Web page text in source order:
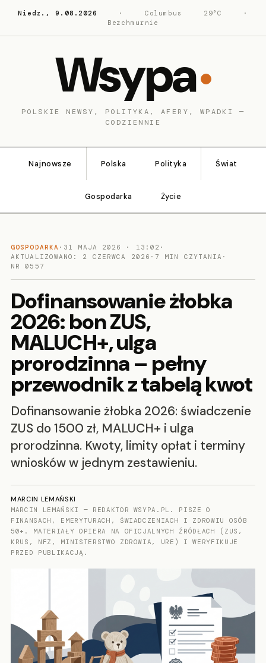
Niedz., 9.08.2026 · Columbus 29°C
·
Bezchmurnie
Wsypa
POLSKIE NEWSY, POLITYKA, AFERY, WPADKI —
CODZIENNIE
Najnowsze Polska Polityka Świat
Gospodarka Życie
GOSPODARKA · 31 MAJA 2026 · 13:02 ·
AKTUALIZOWANO: 2 CZERWCA 2026 · 7 MIN CZYTANIA ·
NR 0557
Dofinansowanie żłobka
2026: bon ZUS,
MALUCH+, ulga
prorodzinna – pełny
przewodnik z tabelą kwot
Dofinansowanie żłobka 2026: świadczenie
ZUS do 1500 zł, MALUCH+ i ulga
prorodzinna. Kwoty, limity opłat i terminy
wniosków w jednym zestawieniu.
MARCIN LEMAŃSKI
MARCIN LEMAŃSKI — REDAKTOR WSYPA.PL. PISZE O
FINANSACH, EMERYTURACH, ŚWIADCZENIACH I ZDROWIU OSÓB
50+. MATERIAŁY OPIERA NA OFICJALNYCH ŹRÓDŁACH (ZUS,
KRUS, NFZ, MINISTERSTWO ZDROWIA, URE) I WERYFIKUJE
PRZED PUBLIKACJĄ.